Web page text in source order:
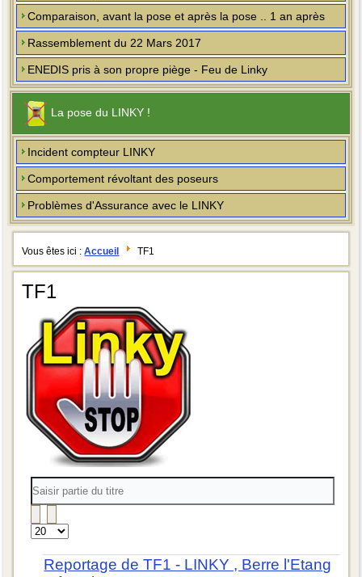
Comparaison, avant la pose et après la pose .. 1 an après
Rassemblement du 22 Mars 2017
ENEDIS pris à son propre piège - Feu de Linky
La pose du LINKY !
Incident compteur LINKY
Comportement révoltant des poseurs
Problèmes d'Assurance avec le LINKY
Vous êtes ici :Accueil TF1
TF1
Saisir
partie
du
Affichage
#
Reportage de TF1 - LINKY , Berre l'Etang